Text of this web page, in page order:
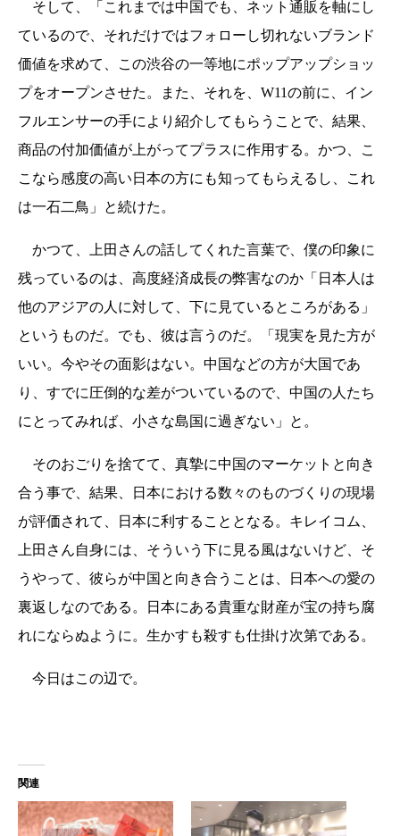
そして、「これまでは中国でも、ネット通販を軸にし
ているので、それだけではフォローし切れないブランド
価値を求めて、この渋谷の一等地にポップアップショッ
プをオープンさせた。また、それを、W11の前に、イン
フルエンサーの手により紹介してもらうことで、結果、
商品の付加価値が上がってプラスに作用する。かつ、こ
こなら感度の高い日本の方にも知ってもらえるし、これ
は一石二鳥」と続けた。
かつて、上田さんの話してくれた言葉で、僕の印象に
残っているのは、高度経済成長の弊害なのか「日本人は
他のアジアの人に対して、下に見ているところがある」
というものだ。でも、彼は言うのだ。「現実を見た方が
いい。今やその面影はない。中国などの方が大国であ
り、すでに圧倒的な差がついているので、中国の人たち
にとってみれば、小さな島国に過ぎない」と。
そのおごりを捨てて、真摯に中国のマーケットと向き
合う事で、結果、日本における数々のものづくりの現場
が評価されて、日本に利することとなる。キレイコム、
上田さん自身には、そういう下に見る風はないけど、そ
うやって、彼らが中国と向き合うことは、日本への愛の
裏返しなのである。日本にある貴重な財産が宝の持ち腐
れにならぬように。生かすも殺すも仕掛け次第である。
今日はこの辺で。
関連